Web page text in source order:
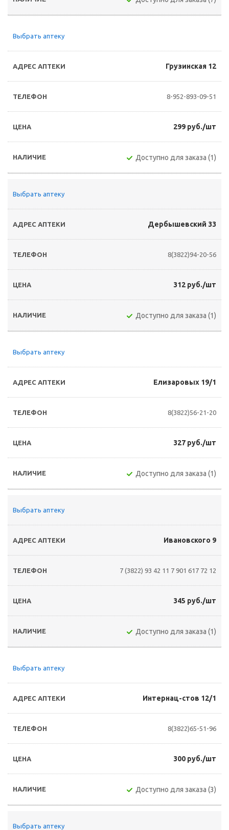
Выбрать аптеку
Грузинская 12
8-952-893-09-51
299 руб./шт
Доступно для заказа (1)
Выбрать аптеку
Дербышевский 33
8(3822)94-20-56
312 руб./шт
Доступно для заказа (1)
Выбрать аптеку
Елизаровых 19/1
8(3822)56-21-20
327 руб./шт
Доступно для заказа (1)
Выбрать аптеку
Ивановского 9
7 (3822) 93 42 11 7 901 617 72 12
345 руб./шт
Доступно для заказа (1)
Выбрать аптеку
Интернац-стов 12/1
8(3822)65-51-96
300 руб./шт
Доступно для заказа (3)
Выбрать аптеку